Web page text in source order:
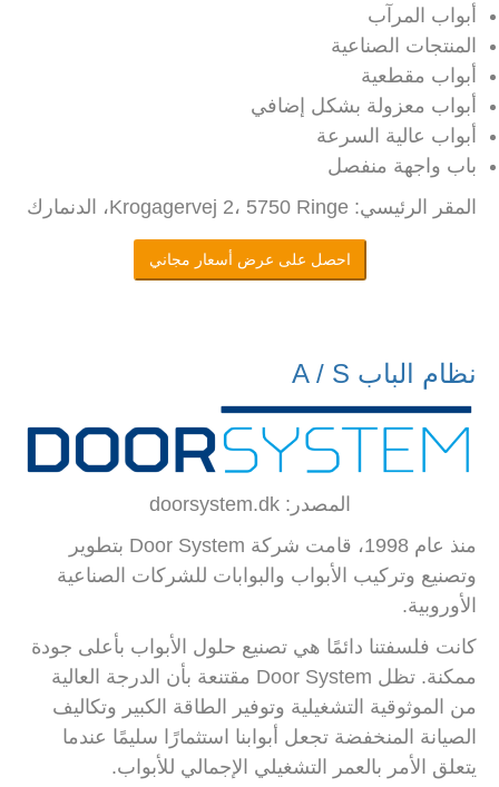
أبواب المرآب
المنتجات الصناعية
أبواب مقطعية
أبواب معزولة بشكل إضافي
أبواب عالية السرعة
باب واجهة منفصل
المقر الرئيسي: Krogagervej 2، 5750 Ringe، الدنمارك
احصل على عرض أسعار مجاني
نظام الباب A / S
المصدر: doorsystem.dk
منذ عام 1998، قامت شركة Door System بتطوير
وتصنيع وتركيب الأبواب والبوابات للشركات الصناعية
الأوروبية.
كانت فلسفتنا دائمًا هي تصنيع حلول الأبواب بأعلى جودة
ممكنة. تظل Door System مقتنعة بأن الدرجة العالية
من الموثوقية التشغيلية وتوفير الطاقة الكبير وتكاليف
الصيانة المنخفضة تجعل أبوابنا استثمارًا سليمًا عندما
يتعلق الأمر بالعمر التشغيلي الإجمالي للأبواب.